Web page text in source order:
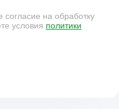
на обработку
условия политики